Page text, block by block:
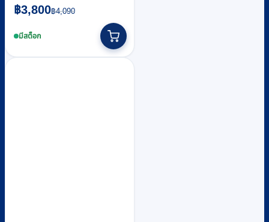
฿4,090
Original
price
was:
฿3,800
Current
price
is:มีสต็อก